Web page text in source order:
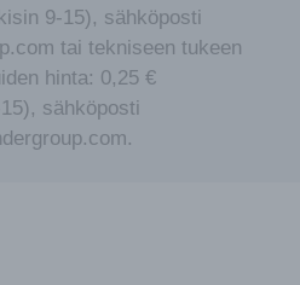
9-15), sähköposti
tai tekniseen tukeen
hinta: 0,25 €
sähköposti